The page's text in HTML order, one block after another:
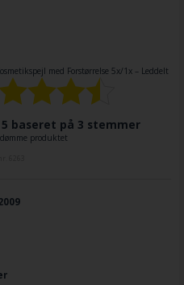
med Forstørrelse 5x/1x – Leddelt
baseret på 3 stemmer
produktet